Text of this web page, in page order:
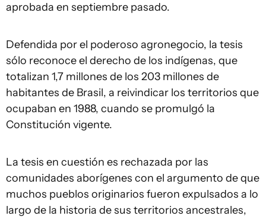
aprobada en septiembre pasado.
Defendida por el poderoso agronegocio, la tesis
sólo reconoce el derecho de los indígenas, que
totalizan 1,7 millones de los 203 millones de
habitantes de Brasil, a reivindicar los territorios que
ocupaban en 1988, cuando se promulgó la
Constitución vigente.
La tesis en cuestión es rechazada por las
comunidades aborígenes con el argumento de que
muchos pueblos originarios fueron expulsados a lo
largo de la historia de sus territorios ancestrales,